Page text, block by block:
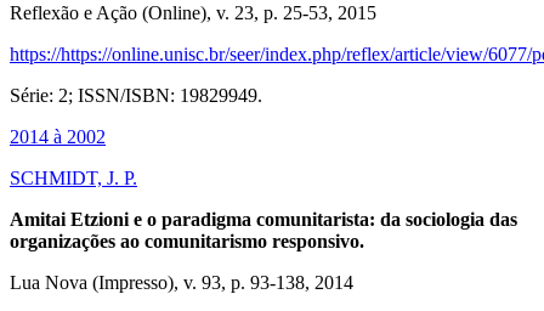
Reflexão e Ação (Online), v. 23, p. 25-53, 2015
https://https://online.unisc.br/seer/index.php/reflex/article/view/6077/
Série: 2; ISSN/ISBN: 19829949.
2014 à 2002
SCHMIDT, J. P.
Amitai Etzioni e o paradigma comunitarista: da sociologia das
organizações ao comunitarismo responsivo.
Lua Nova (Impresso), v. 93, p. 93-138, 2014